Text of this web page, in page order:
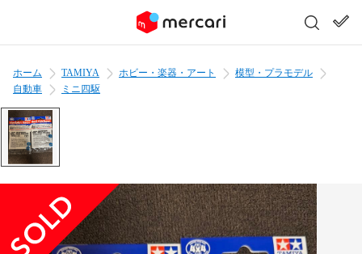
ホーム TAMIYA ホビー・楽器・アート
模型・プラモデル
自動車
ミニ四駆